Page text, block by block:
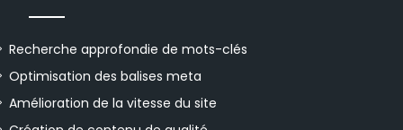
Recherche approfondie de mots-clés
Optimisation des balises meta
Amélioration de la vitesse du site